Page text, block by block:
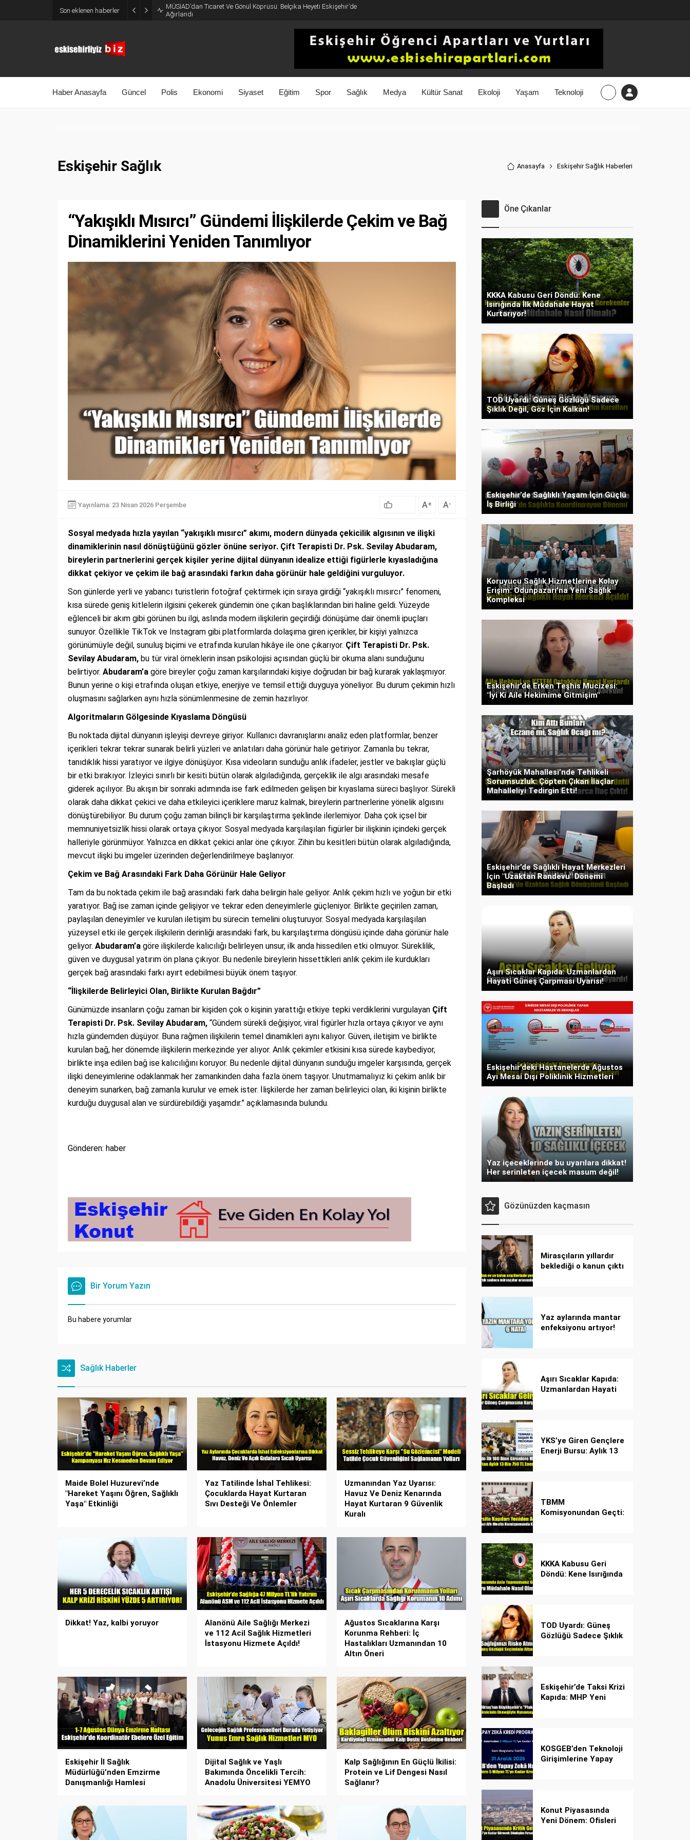
Son eklenen haberler
MÜSİAD’dan Ticaret Ve Gönül Köprüsü: Belçika Heyeti Eskişehir’de
Ağırlandı
Haber Anasayfa Güncel Polis Ekonomi Siyaset Eğitim Spor Sağlık Medya Kültür Sanat Ekoloji Yaşam Teknoloji
Eskişehir Sağlık Anasayfa Eskişehir Sağlık Haberleri
“Yakışıklı Mısırcı” Gündemi İlişkilerde Çekim ve Bağ
Dinamiklerini Yeniden Tanımlıyor
Yayınlama: 23 Nisan 2026 Perşembe A+ A-
Sosyal medyada hızla yayılan “yakışıklı mısırcı” akımı, modern dünyada çekicilik algısının ve ilişki
dinamiklerinin nasıl dönüştüğünü gözler önüne seriyor. Çift Terapisti Dr. Psk. Sevilay Abudaram,
bireylerin partnerlerini gerçek kişiler yerine dijital dünyanın idealize ettiği figürlerle kıyasladığına
dikkat çekiyor ve çekim ile bağ arasındaki farkın daha görünür hale geldiğini vurguluyor.
Son günlerde yerli ve yabancı turistlerin fotoğraf çektirmek için sıraya girdiği “yakışıklı mısırcı” fenomeni,
kısa sürede geniş kitlelerin ilgisini çekerek gündemin öne çıkan başlıklarından biri haline geldi. Yüzeyde
eğlenceli bir akım gibi görünen bu ilgi, aslında modern ilişkilerin geçirdiği dönüşüme dair önemli ipuçları
sunuyor. Özellikle TikTok ve Instagram gibi platformlarda dolaşıma giren içerikler, bir kişiyi yalnızca
görünümüyle değil, sunuluş biçimi ve etrafında kurulan hikâye ile öne çıkarıyor. Çift Terapisti Dr. Psk.
Sevilay Abudaram, bu tür viral örneklerin insan psikolojisi açısından güçlü bir okuma alanı sunduğunu
belirtiyor. Abudaram’a göre bireyler çoğu zaman karşılarındaki kişiye doğrudan bir bağ kurarak yaklaşmıyor.
Bunun yerine o kişi etrafında oluşan etkiye, enerjiye ve temsil ettiği duyguya yöneliyor. Bu durum çekimin hızlı
oluşmasını sağlarken aynı hızla sönümlenmesine de zemin hazırlıyor.
Algoritmaların Gölgesinde Kıyaslama Döngüsü
Bu noktada dijital dünyanın işleyişi devreye giriyor. Kullanıcı davranışlarını analiz eden platformlar, benzer
içerikleri tekrar tekrar sunarak belirli yüzleri ve anlatıları daha görünür hale getiriyor. Zamanla bu tekrar,
tanıdıklık hissi yaratıyor ve ilgiye dönüşüyor. Kısa videoların sunduğu anlık ifadeler, jestler ve bakışlar güçlü
bir etki bırakıyor. İzleyici sınırlı bir kesiti bütün olarak algıladığında, gerçeklik ile algı arasındaki mesafe
giderek açılıyor. Bu akışın bir sonraki adımında ise fark edilmeden gelişen bir kıyaslama süreci başlıyor. Sürekli
olarak daha dikkat çekici ve daha etkileyici içeriklere maruz kalmak, bireylerin partnerlerine yönelik algısını
dönüştürebiliyor. Bu durum çoğu zaman bilinçli bir karşılaştırma şeklinde ilerlemiyor. Daha çok içsel bir
memnuniyetsizlik hissi olarak ortaya çıkıyor. Sosyal medyada karşılaşılan figürler bir ilişkinin içindeki gerçek
halleriyle görünmüyor. Yalnızca en dikkat çekici anlar öne çıkıyor. Zihin bu kesitleri bütün olarak algıladığında,
mevcut ilişki bu imgeler üzerinden değerlendirilmeye başlanıyor.
Çekim ve Bağ Arasındaki Fark Daha Görünür Hale Geliyor
Tam da bu noktada çekim ile bağ arasındaki fark daha belirgin hale geliyor. Anlık çekim hızlı ve yoğun bir etki
yaratıyor. Bağ ise zaman içinde gelişiyor ve tekrar eden deneyimlerle güçleniyor. Birlikte geçirilen zaman,
paylaşılan deneyimler ve kurulan iletişim bu sürecin temelini oluşturuyor. Sosyal medyada karşılaşılan
yüzeysel etki ile gerçek ilişkilerin derinliği arasındaki fark, bu karşılaştırma döngüsü içinde daha görünür hale
geliyor. Abudaram’a göre ilişkilerde kalıcılığı belirleyen unsur, ilk anda hissedilen etki olmuyor. Süreklilik,
güven ve duygusal yatırım ön plana çıkıyor. Bu nedenle bireylerin hissettikleri anlık çekim ile kurdukları
gerçek bağ arasındaki farkı ayırt edebilmesi büyük önem taşıyor.
“İlişkilerde Belirleyici Olan, Birlikte Kurulan Bağdır”
Günümüzde insanların çoğu zaman bir kişiden çok o kişinin yarattığı etkiye tepki verdiklerini vurgulayan Çift
Terapisti Dr. Psk. Sevilay Abudaram, “Gündem sürekli değişiyor, viral figürler hızla ortaya çıkıyor ve aynı
hızla gündemden düşüyor. Buna rağmen ilişkilerin temel dinamikleri aynı kalıyor. Güven, iletişim ve birlikte
kurulan bağ, her dönemde ilişkilerin merkezinde yer alıyor. Anlık çekimler etkisini kısa sürede kaybediyor,
birlikte inşa edilen bağ ise kalıcılığını koruyor. Bu nedenle dijital dünyanın sunduğu imgeler karşısında, gerçek
ilişki deneyimlerine odaklanmak her zamankinden daha fazla önem taşıyor. Unutmamalıyız ki çekim anlık bir
deneyim sunarken, bağ zamanla kurulur ve emek ister. İlişkilerde her zaman belirleyici olan, iki kişinin birlikte
kurduğu duygusal alan ve sürdürebildiği yaşamdır.” açıklamasında bulundu.
Gönderen: haber
Bir Yorum Yazın
Bu habere yorumlar
Sağlık Haberler
Maide Bolel Huzurevi’nde
"Hareket Yaşını Öğren, Sağlıklı
Yaşa" Etkinliği
Yaz Tatilinde İshal Tehlikesi:
Çocuklarda Hayat Kurtaran
Sıvı Desteği Ve Önlemler
Uzmanından Yaz Uyarısı:
Havuz Ve Deniz Kenarında
Hayat Kurtaran 9 Güvenlik
Kuralı
Dikkat! Yaz, kalbi yoruyor
Alanönü Aile Sağlığı Merkezi
ve 112 Acil Sağlık Hizmetleri
İstasyonu Hizmete Açıldı!
Ağustos Sıcaklarına Karşı
Korunma Rehberi: İç
Hastalıkları Uzmanından 10
Altın Öneri
Eskişehir İl Sağlık
Müdürlüğü’nden Emzirme
Danışmanlığı Hamlesi
Dijital Sağlık ve Yaşlı
Bakımında Öncelikli Tercih:
Anadolu Üniversitesi YEMYO
Kalp Sağlığının En Güçlü İkilisi:
Protein ve Lif Dengesi Nasıl
Sağlanır?
Öne Çıkanlar
KKKA Kabusu Geri Döndü: Kene
Isırığında İlk Müdahale Hayat
Kurtarıyor!
TOD Uyardı: Güneş Gözlüğü Sadece
Şıklık Değil, Göz İçin Kalkan!
Eskişehir’de Sağlıklı Yaşam İçin Güçlü
İş Birliği
Koruyucu Sağlık Hizmetlerine Kolay
Erişim: Odunpazarı’na Yeni Sağlık
Kompleksi
Eskişehir’de Erken Teşhis Mucizesi:
"İyi Ki Aile Hekimime Gitmişim"
Şarhöyük Mahallesi’nde Tehlikeli
Sorumsuzluk: Çöpten Çıkan İlaçlar
Mahalleliyi Tedirgin Etti!
Eskişehir’de Sağlıklı Hayat Merkezleri
İçin "Uzaktan Randevu" Dönemi
Başladı
Aşırı Sıcaklar Kapıda: Uzmanlardan
Hayati Güneş Çarpması Uyarısı!
Eskişehir’deki Hastanelerde Ağustos
Ayı Mesai Dışı Poliklinik Hizmetleri
Yaz içeceklerinde bu uyarılara dikkat!
Her serinleten içecek masum değil!
Gözünüzden kaçmasın
Mirasçıların yıllardır
beklediği o kanun çıktı
Yaz aylarında mantar
enfeksiyonu artıyor!
Aşırı Sıcaklar Kapıda:
Uzmanlardan Hayati
YKS’ye Giren Gençlere
Enerji Bursu: Aylık 13
TBMM
Komisyonundan Geçti:
KKKA Kabusu Geri
Döndü: Kene Isırığında
TOD Uyardı: Güneş
Gözlüğü Sadece Şıklık
Eskişehir’de Taksi Krizi
Kapıda: MHP Yeni
KOSGEB’den Teknoloji
Girişimlerine Yapay
Konut Piyasasında
Yeni Dönem: Ofisleri